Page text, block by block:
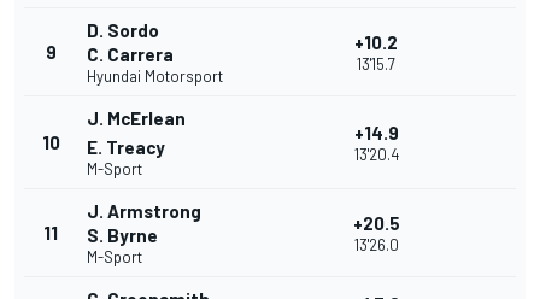
9
D. Sordo
C. Carrera
Hyundai Motorsport
+10.2
13'15.7
10
J. McErlean
E. Treacy
M-Sport
+14.9
13'20.4
11
J. Armstrong
S. Byrne
M-Sport
+20.5
13'26.0